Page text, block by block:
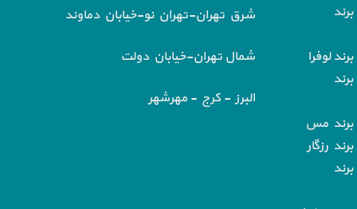
شرق تهران-تهران نو-خیابان دماوند
شمال تهران-خیابان دولت
البرز - کرج - مهرشهر
لوفرا
برند مس
رزگار